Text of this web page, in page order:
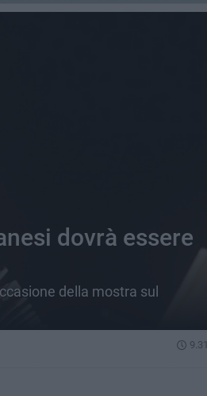
dovrà essere
della mostra sul
9.31